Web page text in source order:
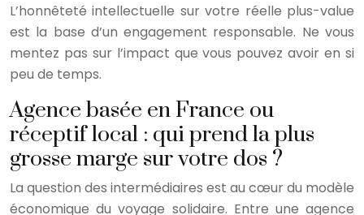
L’honnêteté intellectuelle sur votre réelle plus-value
est la base d’un engagement responsable. Ne vous
mentez pas sur l’impact que vous pouvez avoir en si
peu de temps.
Agence basée en France ou
réceptif local : qui prend la plus
grosse marge sur votre dos ?
La question des intermédiaires est au cœur du modèle
économique du voyage solidaire. Entre une agence